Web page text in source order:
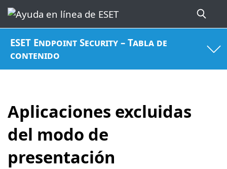
ESET Endpoint Security – Tabla de
contenido
Aplicaciones excluidas
del modo de
presentación